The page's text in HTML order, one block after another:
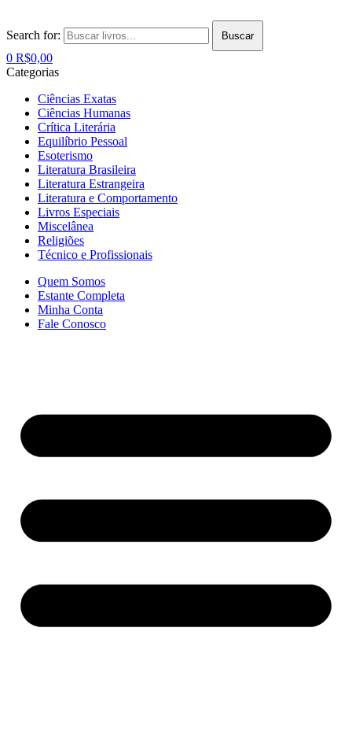
Search for: Buscar
0 R$0,00
Categorias
Ciências Exatas
Ciências Humanas
Crítica Literária
Equilíbrio Pessoal
Esoterismo
Literatura Brasileira
Literatura Estrangeira
Literatura e Comportamento
Livros Especiais
Miscelânea
Religiões
Técnico e Profissionais
Quem Somos
Estante Completa
Minha Conta
Fale Conosco